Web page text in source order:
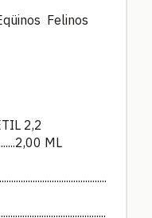
Felinos
2,2
ML